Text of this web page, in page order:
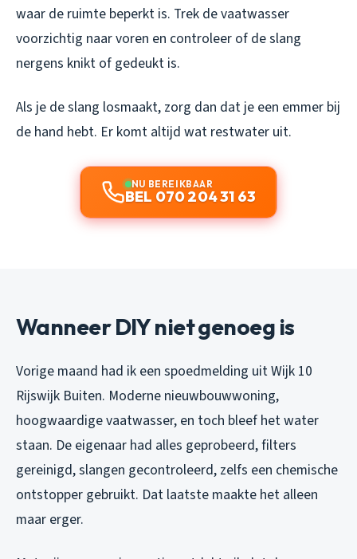
waar de ruimte beperkt is. Trek de vaatwasser
voorzichtig naar voren en controleer of de slang
nergens knikt of gedeukt is.
Als je de slang losmaakt, zorg dan dat je een emmer bij
de hand hebt. Er komt altijd wat restwater uit.
NU BEREIKBAAR
BEL 070 204 31 63
Wanneer DIY niet genoeg is
Vorige maand had ik een spoedmelding uit Wijk 10
Rijswijk Buiten. Moderne nieuwbouwwoning,
hoogwaardige vaatwasser, en toch bleef het water
staan. De eigenaar had alles geprobeerd, filters
gereinigd, slangen gecontroleerd, zelfs een chemische
ontstopper gebruikt. Dat laatste maakte het alleen
maar erger.